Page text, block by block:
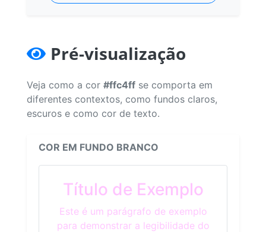
Pré-visualização
Veja como a cor #ffc4ff se comporta em
diferentes contextos, como fundos claros,
escuros e como cor de texto.
COR EM FUNDO BRANCO
Título de Exemplo
Este é um parágrafo de exemplo
para demonstrar a legibilidade do